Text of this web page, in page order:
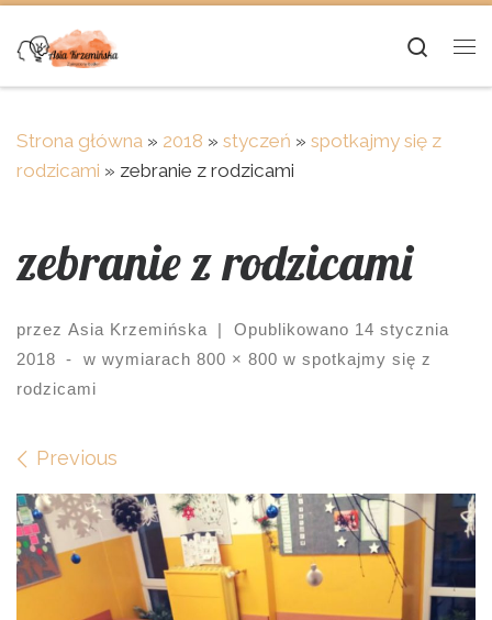
Skip to content
Strona główna » 2018 » styczeń » spotkajmy się z
rodzicami » zebranie z rodzicami
zebranie z rodzicami
przez Asia Krzemińska | Opublikowano 14 stycznia
2018
- w wymiarach 800 × 800 w spotkajmy się z
rodzicami
Images navigation
Previous